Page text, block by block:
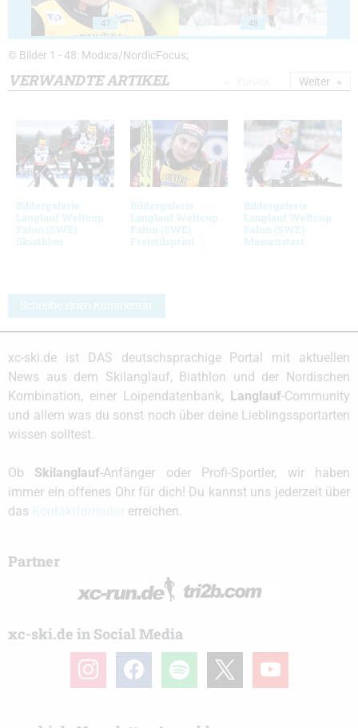
47 48
© Bilder 1 - 48: Modica/NordicFocus;
VERWANDTE ARTIKEL
Bildergalerie
Langlauf Weltcup
Falun (SWE)
Skiathlon
Bildergalerie
Langlauf Weltcup
Falun (SWE)
Freistilsprint
Bildergalerie
Langlauf Weltcup
Falun (SWE)
Massenstart
Weiter
Schreibe einen Kommentar
xc-ski.de ist DAS deutschsprachige Portal mit aktuellen
News aus dem Skilanglauf, Biathlon und der Nordischen
Kombination, einer Loipendatenbank,
Langlauf-Community
und allem was du sonst noch über deine Lieblingssportarten
wissen solltest.
Ob Skilanglauf-Anfänger oder Profi-Sportler, wir haben
immer ein offenes Ohr für dich! Du kannst uns jederzeit über
das
erreichen.
Partner
xc-ski.de in Social Media
instagramfacebook spotify youtube